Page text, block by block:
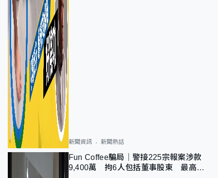
新聞資訊 新聞熱話
Fun Coffee騙局｜警接225宗報案涉款
9,400萬 拘6人包括董事股東 最高金